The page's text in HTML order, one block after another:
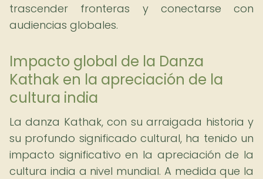
trascender fronteras y conectarse con
audiencias globales.
Impacto global de la Danza
Kathak en la apreciación de la
cultura india
La danza Kathak, con su arraigada historia y
su profundo significado cultural, ha tenido un
impacto significativo en la apreciación de la
cultura india a nivel mundial. A medida que la